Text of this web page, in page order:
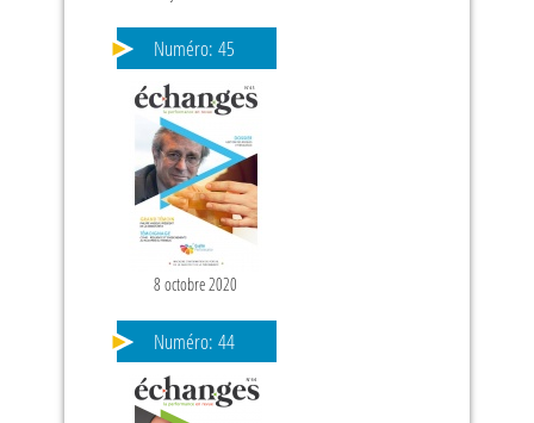
Numéro: 45
8 octobre 2020
Numéro: 44